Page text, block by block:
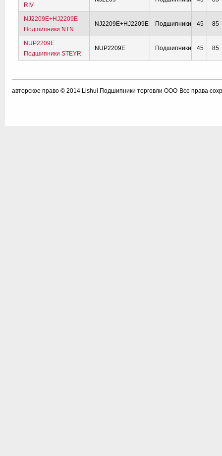
RIV
NJ2209E+HJ2209E
Подшипники NTN
NJ2209E+HJ2209E Подшипники 45 85
NUP2209E
Подшипники STEYR
NUP2209E Подшипники 45 85
авторское право © 2014 Lishui Подшипники торговли ООО Все права